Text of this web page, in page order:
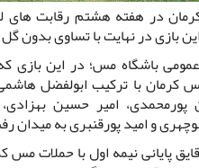
در هفته هشتم رقابت های
بازی در نهایت با تساوی بدون
باشگاه مس؛ در این بازی
کرمان با ترکیب ابولفضل
پورمحمدی، امیر حسین
و امید پورقنبری به میدان
پایانی نیمه اول با حملات مس